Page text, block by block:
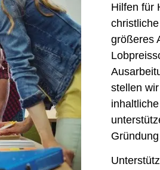
Hilfen für
größeres
stellen